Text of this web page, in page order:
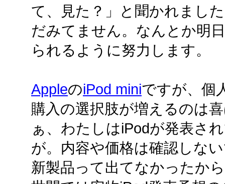
て、見た？」と聞かれまし
だみてません。なんとか明
られるように努力します。
AppleのiPod miniですが、個
購入の選択肢が増えるのは
ぁ、わたしはiPodが発表さ
が。内容や価格は確認しな
新製品って出てなかったか